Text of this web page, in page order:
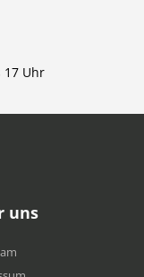
17 Uhr
uns